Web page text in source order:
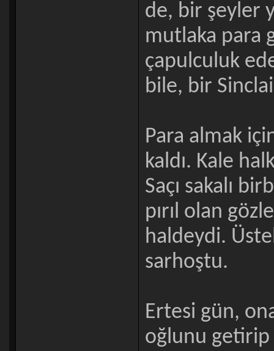
de, bir şeyler
mutlaka para
çapulculuk
bile, bir
Para almak
kaldı. Kale
Saçı sakalı
pırıl olan
haldeydi.
sarhoştu.
Ertesi gün,
oğlunu getirip